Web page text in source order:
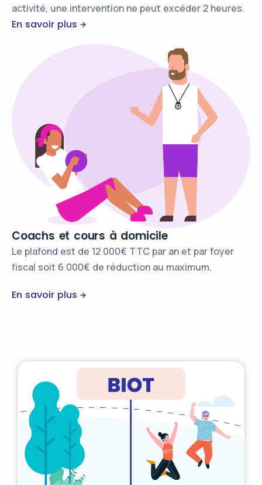
activité, une intervention ne peut excéder 2 heures.
En savoir plus
Coachs et cours à domicile
Le plafond est de 12 000€ TTC par an et par foyer
fiscal soit 6 000€ de réduction au maximum.
En savoir plus